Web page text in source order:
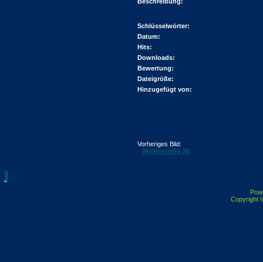
Schlüsselwörter:
Datum:
Hits:
Downloads:
Bewertung:
Dateigröße:
Hinzugefügt von:
Vorheriges Bild:
Möllerstraße 26
Copyright